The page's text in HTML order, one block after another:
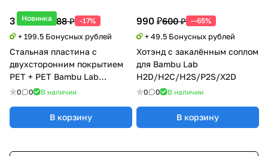
Новинка
3 990 ₽4 788 ₽ -17%
+ 199.5 Бонусных рублей
Стальная пластина с
двухсторонним покрытием
PET + PET Bambu Lab
H2D/H2S
0 0 В наличии
В корзину
990 ₽600 ₽ --65%
+ 49.5 Бонусных рублей
Хотэнд с закалённым соплом
для Bambu Lab
H2D/H2C/H2S/P2S/X2D
0 0 В наличии
В корзину